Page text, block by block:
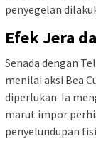
penyegelan
Efek Jera
Senada dengan
menilai aksi Bea
diperlukan. Ia
marut impor
penyelundupan